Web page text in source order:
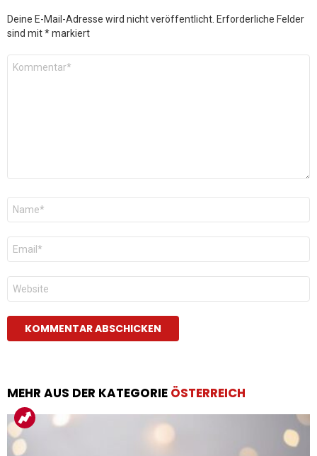
Deine E-Mail-Adresse wird nicht veröffentlicht. Erforderliche Felder
sind mit*markiert
Kommentar
Name
E-
Mail
*
Website
MEHR AUS DER KATEGORIE ÖSTERREICH